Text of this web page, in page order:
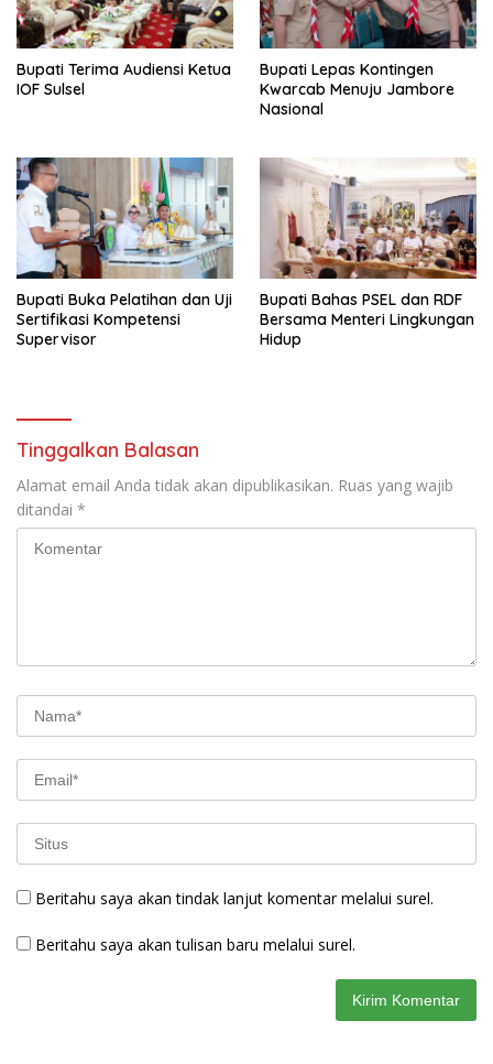
Bupati Terima Audiensi Ketua
IOF Sulsel
Bupati Lepas Kontingen
Kwarcab Menuju Jambore
Nasional
Bupati Buka Pelatihan dan Uji
Sertifikasi Kompetensi
Supervisor
Bupati Bahas PSEL dan RDF
Bersama Menteri Lingkungan
Hidup
Tinggalkan Balasan
Alamat email Anda tidak akan dipublikasikan. Ruas yang wajib
ditandai *
Beritahu saya akan tindak lanjut komentar melalui surel.
Beritahu saya akan tulisan baru melalui surel.